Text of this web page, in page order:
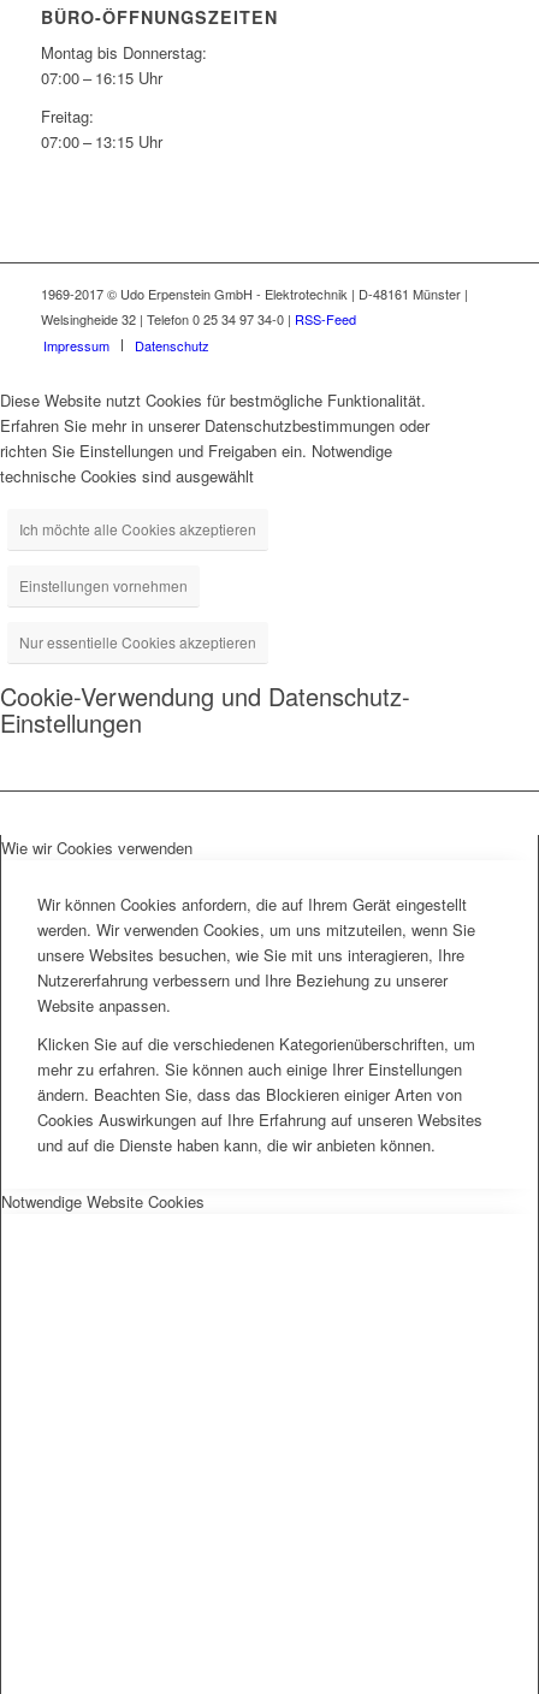
BÜRO-ÖFFNUNGSZEITEN
Montag bis Donnerstag:
07:00 – 16:15 Uhr
Freitag:
07:00 – 13:15 Uhr
1969-2017 © Udo Erpenstein GmbH - Elektrotechnik | D-48161 Münster |
Welsingheide 32 | Telefon 0 25 34 97 34-0 | RSS-Feed
Impressum
Datenschutz
Diese Website nutzt Cookies für bestmögliche Funktionalität.
Erfahren Sie mehr in unserer Datenschutzbestimmungen oder
richten Sie Einstellungen und Freigaben ein. Notwendige
technische Cookies sind ausgewählt
Ich möchte alle Cookies akzeptieren
Einstellungen vornehmen
Nur essentielle Cookies akzeptieren
Cookie-Verwendung und Datenschutz-
Einstellungen
Wie wir Cookies verwenden
Wir können Cookies anfordern, die auf Ihrem Gerät eingestellt
werden. Wir verwenden Cookies, um uns mitzuteilen, wenn Sie
unsere Websites besuchen, wie Sie mit uns interagieren, Ihre
Nutzererfahrung verbessern und Ihre Beziehung zu unserer
Website anpassen.
Klicken Sie auf die verschiedenen Kategorienüberschriften, um
mehr zu erfahren. Sie können auch einige Ihrer Einstellungen
ändern. Beachten Sie, dass das Blockieren einiger Arten von
Cookies Auswirkungen auf Ihre Erfahrung auf unseren Websites
und auf die Dienste haben kann, die wir anbieten können.
Notwendige Website Cookies